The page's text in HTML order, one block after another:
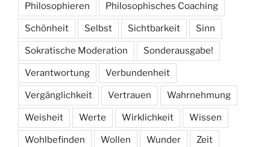
Philosophieren Philosophisches Coaching
Schönheit Selbst Sichtbarkeit Sinn
Sokratische Moderation Sonderausgabe!
Verantwortung Verbundenheit
Vergänglichkeit Vertrauen Wahrnehmung
Weisheit Werte Wirklichkeit Wissen
Wohlbefinden Wollen Wunder Zeit